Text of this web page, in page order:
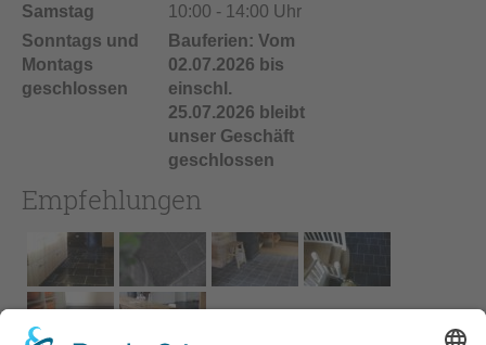
Samstag
10:00 - 14:00 Uhr
Sonntags und
Montags
geschlossen
Bauferien: Vom
02.07.2026 bis
einschl.
25.07.2026 bleibt
unser Geschäft
geschlossen
Empfehlungen